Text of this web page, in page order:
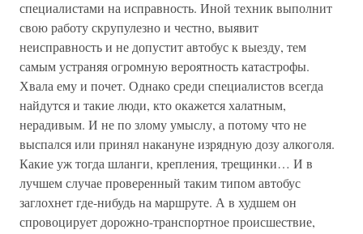
специалистами на исправность. Иной техник выполнит
свою работу скрупулезно и честно, выявит
неисправность и не допустит автобус к выезду, тем
самым устраняя огромную вероятность катастрофы.
Хвала ему и почет. Однако среди специалистов всегда
найдутся и такие люди, кто окажется халатным,
нерадивым. И не по злому умыслу, а потому что не
выспался или принял накануне изрядную дозу алкоголя.
Какие уж тогда шланги, крепления, трещинки… И в
лучшем случае проверенный таким типом автобус
заглохнет где-нибудь на маршруте. А в худшем он
спровоцирует дорожно-транспортное происшествие,